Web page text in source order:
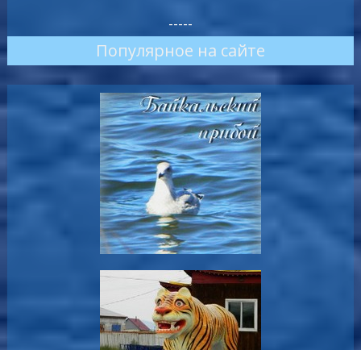
-----
Популярное на сайте